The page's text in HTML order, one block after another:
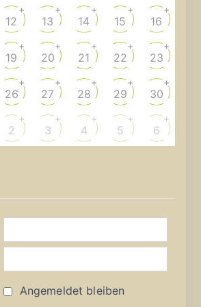
12
+
13
+
14
+
15
+
16
+
19
+
20
+
21
+
22
+
23
+
26
+
27
+
28
+
29
+
30
+
2
+
3
+
4
+
5
+
6
+
Angemeldet bleiben